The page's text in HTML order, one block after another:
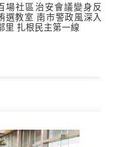
場社區治安會議變身反
選教室 南市警政風深入
里 扎根民主第一線